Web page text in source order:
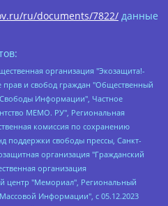
ru/documents/7822/ данные
Владимирович, Жилинский Владимир Александрович, Общество с ограниченной ответственностью "ЗП", Иванова София Юрьевна, Карезина Инна Павловна, Кильтау Екатерина Викторовна, Петров Алексей Викторович, Пискунов Сергей Евгеньевич, Смирнов Сергей Сергеевич, Тихонов Михаил Сергеевич, Общество с ограниченной ответственностью "ЖУРНАЛИСТ-ИНОСТРАННЫЙ АГЕНТ", Арапова Галина Юрьевна, Вольтская Татьяна Анатольевна, Американская компания "Mason G.E.S. Anonymous Foundation" (США), являющаяся владельцем интернет-издания https://mnews.world/, Компания "Stichting Bellingcat", зарегистрированная в Нидерландах (дата регистрации 11.07.2018), Захаров Андрей Вячеславович, Клепиковская Екатерина Дмитриевна, Общество с ограниченной ответственностью "МЕМО", Перл Роман Александрович, Симонов Евгений Алексеевич, Соловьева Елена Анатольевна, Сотников Даниил Владимирович, Сурначева Елизавета Дмитриевна, Автономная некоммерческая организация по защите прав человека и информированию населения "Якутия – Наше Мнение", Общество с ограниченной ответственностью "Москоу диджитал медиа", с 26.01.2023 Общество с ограниченной ответственностью "Чайка Белые сады", Ветошкина Валерия Валерьевна, Заговора Максим Александрович, Межрегиональное общественное движение "Российская ЛГБТ - сеть", Оленичев Максим Владимирович, Павлов Иван Юрьевич, Скворцова Елена Сергеевна, Общество с ограниченной ответственностью "Как бы инагент", Кочетков Игорь Викторович, Общество с ограниченной ответственностью "Честные выборы", Еланчик Олег Александрович, Общество с ограниченной ответственностью "Нобелевский призыв", Гималова Регина Эмилевна, Григорьев Андрей Валерьевич, Григорьева Алина Александровна, Ассоциация по содействию защите прав призывников, альтернативнослужащих и военнослужащих "Правозащитная группа "Гражданин.Армия.Право", Хисамова Регина Фаритовна, Автономная некоммерческая организация по реализации социально-правовых программ "Лилит", Дальневосточное общественное движение "Маяк", Санкт-Петербургская ЛГБТ-инициативная группа "Выход", Инициативная группа ЛГБТ+ "Реверс", Алексеев Андрей Викторович, Бекбулатова Таисия Львовна, Беляев Иван Михайлович, Владыкина Елена Сергеевна, Гельман Марат Александрович, Никульшина Вероника Юрьевна, Толоконникова Надежда Андреевна, Шендерович Виктор Анатольевич, Общество с ограниченной ответственностью "Данное сообщение", Общество с ограниченной ответственностью Издательский дом "Новая глава", Айнбиндер Александра Александровна, Московский комьюнити-центр для ЛГБТ+инициатив, Благотворительный фонд развития филантропии, Deutsche Welle (Германия, Kurt-Schumacher-Strasse 3, 53113 Bonn), Борзунова Мария Михайловна, Воробьев Виктор Викторович, Голубева Анна Львовна, Константинова Алла Михайловна, Малкова Ирина Владимировна, Мурадов Мурад Абдулгалимович, Осетинская Елизавета Николаевна, Понасенков Евгений Николаевич, Ганапольский Матвей Юрьевич, Киселев Евгений Алексеевич, Борухович Ирина Григорьевна, Дремин Иван Тимофеевич, Дубровский Дмитрий Викторович, Красноярская региональная общественная организация поддержки и развития альтернативных образовательных технологий и межкультурных коммуникаций "ИНТЕРРА", Маяковская Екатерина Алексеевна, Фейгин Марк Захарович, Филимонов Андрей Викторович, Дзугкоева Регина Николаевна, Доброхотов Роман Александрович, Дудь Юрий Александрович, Елкин Сергей Владимирович, Кругликов Кирилл Игоревич, Сабунаева Мария Леонидовна, Семенов Алексей Владимирович, Шаинян Карен Багратович, Шульман Екатерина Михайловна, Асафьев Артур Валерьевич, Вахштайн Виктор Семенович, Венедиктов Алексей Алексеевич, Лушникова Екатерина Евгеньевна, Волков Леонид Михайлович, Невзоров Александр Глебович, Пархоменко Сергей Борисович, Сироткин Ярослав Николаевич, Кара-Мурза Владимир Владимирович, Баранова Наталья Владимировна, Гозман Леонид Яковлевич, Кагарлицкий Борис Юльевич, Климарев Михаил Валерьевич, Милов Владимир Станиславович, Автономная некоммерческая организация Краснодарский центр современного искусства "Типография", Моргенштерн Алишер Тагирович, Соболь Любовь Эдуардовна, Общество с ограниченной ответственностью "ЛИЗА НОРМ", Каспаров Гарри Кимович, Ходорковский Михаил Борисович, Общество с ограниченной ответственностью "Апрельские тезисы", Данилович Ирина Брониславовна, Кашин Олег Владимирович, Петров Николай Владимирович, Пивоваров Алексей Владимирович, Соколов Михаил Владимирович, Цветкова Юлия Владимировна, Чичваркин Евгений Александрович, Комитет против пыток/Команда против пыток, Общество с ограниченной ответственностью "Первый научный", Общество с ограниченной ответственностью "Вертолет и ко", Белоцерковская Вероника Борисовна, Кац Максим Евгеньевич, Лазарева Татьяна Юрьевна, Шаведдинов Руслан Табризович, Яшин Илья Валерьевич, Общество с ограниченной ответственностью "Иноагент ААВ", Алешковский Дмитрий Петрович, Альбац Евгения Марковна, Быков Дмитрий Львович, Галямина Юлия Евгеньевна, Лойко Сергей Леонидович, Мартынов Кирилл Константинович, Медведев Сергей Александрович, Крашенинников Федор Геннадиевич, Гордеева Катерина Вл